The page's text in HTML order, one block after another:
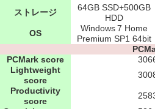
ストレージ
64GB SSD+500GB
HDD
OS
Windows 7 Home
Premium SP1 64bit
PCMark score
Lightweight
score
Productivity
score